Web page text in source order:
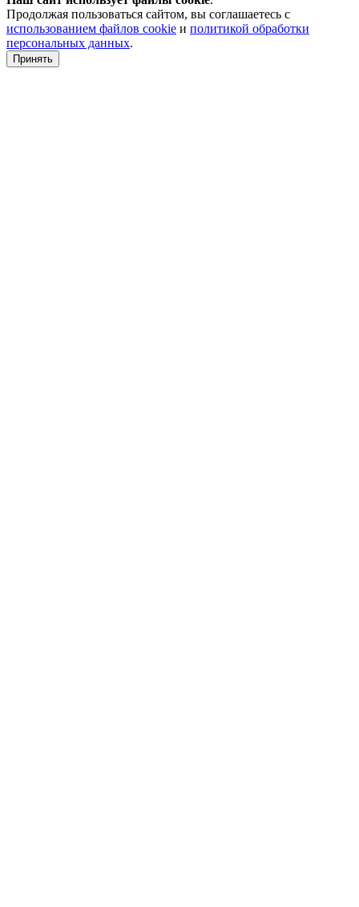
Продолжая пользоваться сайтом, вы соглашаетесь с
использованием файлов cookie и политикой обработки
персональных данных.
Принять